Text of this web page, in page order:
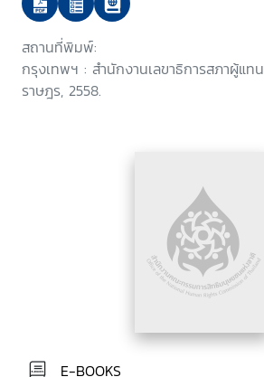
สถานที่พิมพ์:
กรุงเทพฯ : สำนักงานเลขาธิการสภาผู้แทน
ราษฎร, 2558.
E-BOOKS